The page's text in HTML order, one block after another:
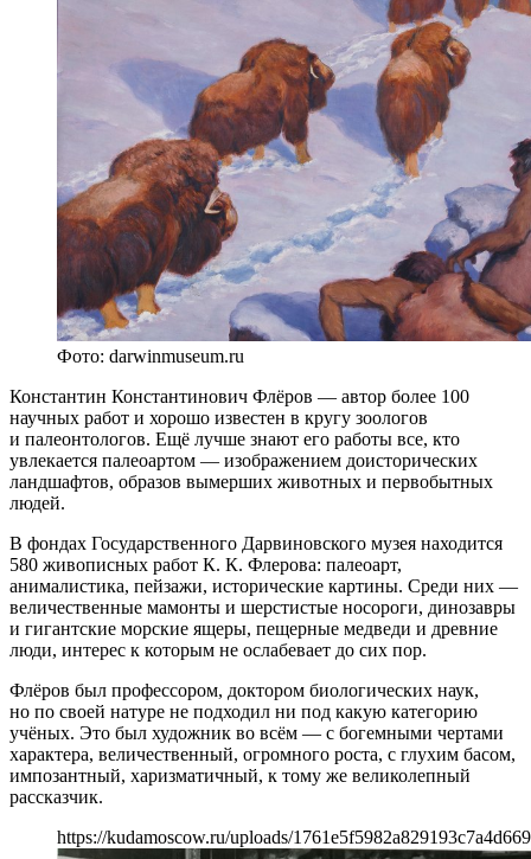
Фото: darwinmuseum.ru
Константин Константинович Флёров — автор более 100
научных работ и хорошо известен в кругу зоологов
и палеонтологов. Ещё лучше знают его работы все, кто
увлекается палеоартом — изображением доисторических
ландшафтов, образов вымерших животных и первобытных
людей.
В фондах Государственного Дарвиновского музея находится
580 живописных работ К. К. Флерова: палеоарт,
анималистика, пейзажи, исторические картины. Среди них —
величественные мамонты и шерстистые носороги, динозавры
и гигантские морские ящеры, пещерные медведи и древние
люди, интерес к которым не ослабевает до сих пор.
Флёров был профессором, доктором биологических наук,
но по своей натуре не подходил ни под какую категорию
учёных. Это был художник во всём — с богемными чертами
характера, величественный, огромного роста, с глухим басом,
импозантный, харизматичный, к тому же великолепный
рассказчик.
https://kudamoscow.ru/uploads/